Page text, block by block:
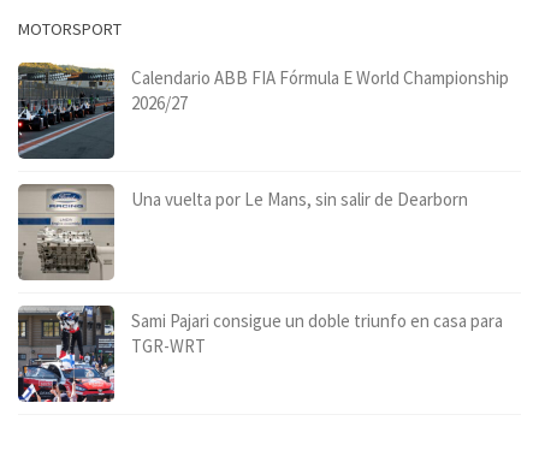
MOTORSPORT
Calendario ABB FIA Fórmula E World Championship
2026/27
Una vuelta por Le Mans, sin salir de Dearborn
Sami Pajari consigue un doble triunfo en casa para
TGR-WRT